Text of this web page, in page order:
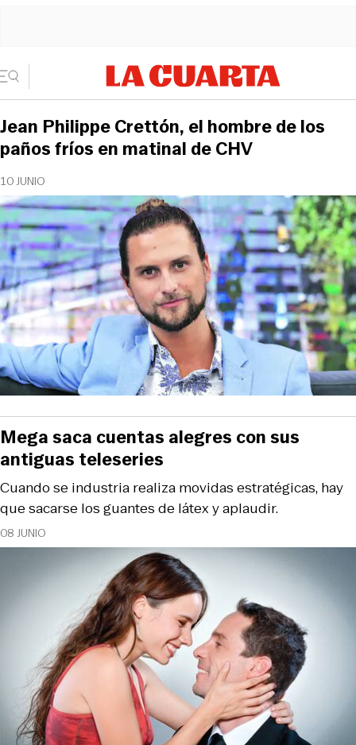
10 JUNIO
Jean Philippe Crettón, el hombre de los
paños fríos en matinal de CHV
08 JUNIO
Cuando se industria realiza movidas estratégicas, hay
que sacarse los guantes de látex y aplaudir.
Mega saca cuentas alegres con sus
antiguas teleseries